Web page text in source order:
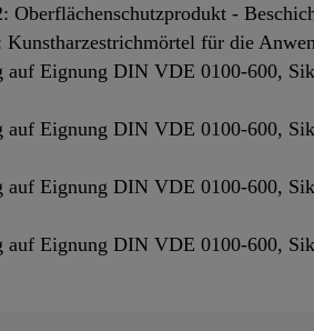
-
für die
Eignung DIN VDE 0100-600,
Eignung DIN VDE 0100-600,
Eignung DIN VDE 0100-600,
Eignung DIN VDE 0100-600,